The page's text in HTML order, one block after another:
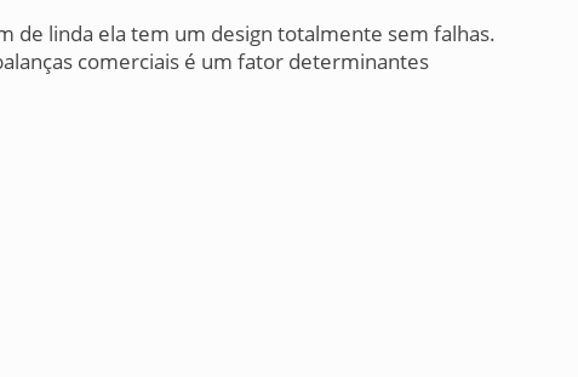
de linda ela tem um design totalmente sem falhas.
comerciais é um fator determinantes